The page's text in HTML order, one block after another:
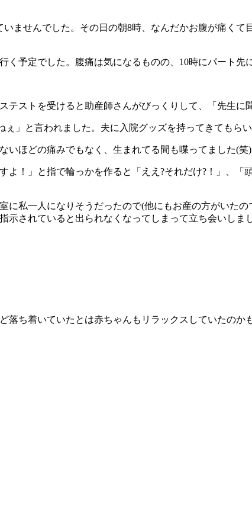
ませんでした。その日の朝8時、なんだかお腹が痛く
予定でした。腹痛は気になるものの、10時にパート先
テストを受けると助産師さんがびっくりして、「先生に
ぇ」と言われました。夫に入院グッズを持ってきてもら
いほどの痛みでもなく、生まれてる間も喋ってました(笑)
よ！」と指で輪っかを作ると「ええ?それだけ?！」、
に私一人になりそうだったので(他にもお産の方がいた
示されていると出られなくなってしまって立ち会いしま
ち着いていたとは赤ちゃんもリラックスしていたのか